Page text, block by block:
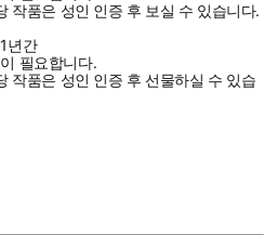
작품은 성인 인증 후 보실 수 있습니다.
년간
필요합니다.
작품은 성인 인증 후 선물하실 수 있습